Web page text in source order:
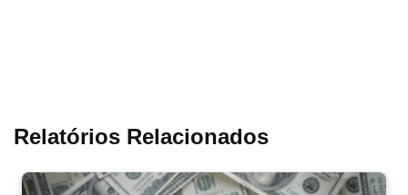
Relatórios Relacionados